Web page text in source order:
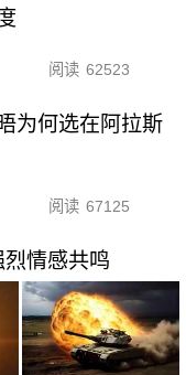
阅读 62523
为何选在阿拉斯
阅读 67125
烈情感共鸣